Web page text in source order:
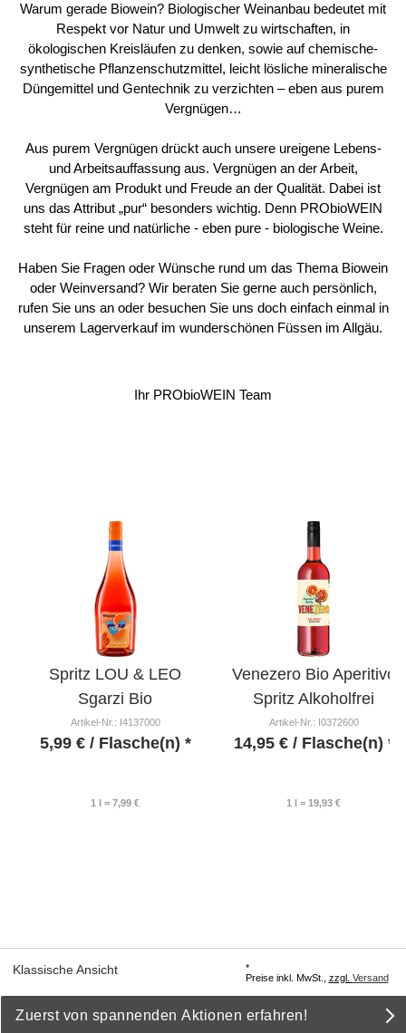
Warum gerade Biowein? Biologischer Weinanbau bedeutet mit
Respekt vor Natur und Umwelt zu wirtschaften, in
ökologischen Kreisläufen zu denken, sowie auf chemische-
synthetische Pflanzenschutzmittel, leicht lösliche mineralische
Düngemittel und Gentechnik zu verzichten – eben aus purem
Vergnügen…
Aus purem Vergnügen drückt auch unsere ureigene Lebens-
und Arbeitsauffassung aus. Vergnügen an der Arbeit,
Vergnügen am Produkt und Freude an der Qualität. Dabei ist
uns das Attribut „pur“ besonders wichtig. Denn PRObioWEIN
steht für reine und natürliche - eben pure - biologische Weine.
Haben Sie Fragen oder Wünsche rund um das Thema Biowein
oder Weinversand? Wir beraten Sie gerne auch persönlich,
rufen Sie uns an oder besuchen Sie uns doch einfach einmal in
unserem Lagerverkauf im wunderschönen Füssen im Allgäu.
Ihr PRObioWEIN Team
Spritz LOU & LEO
Sgarzi Bio
Artikel-Nr.: I4137000
5,99 €/ Flasche(n) *
1 l = 7,99 €
Venezero Bio Aperitivo
Spritz Alkoholfrei
Artikel-Nr.: I0372600
14,95 €/ Flasche(n) *
1 l = 19,93 €
Klassische Ansicht
*
Preise inkl. MwSt., zzgl. Versand
Zuerst von spannenden Aktionen erfahren!